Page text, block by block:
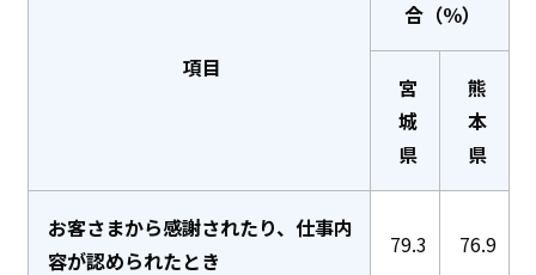
項目
合（％）
宮
城
県
熊
本
県
お客さまから感謝されたり、仕事内
容が認められたとき
79.3 76.9